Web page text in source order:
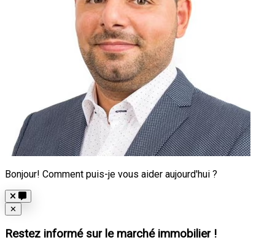
Bonjour! Comment puis-je vous aider aujourd'hui ?
Close
✕
Restez informé sur le marché immobilier !